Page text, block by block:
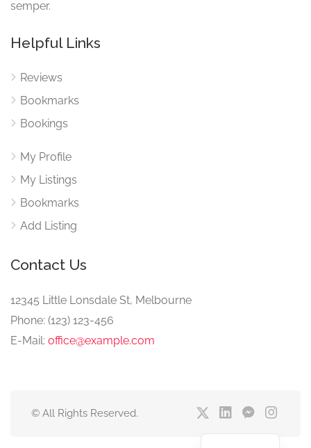
semper.
Helpful Links
Reviews
Bookmarks
Bookings
My Profile
My Listings
Bookmarks
Add Listing
Contact Us
12345 Little Lonsdale St, Melbourne
Phone: (123) 123-456
E-Mail: office@example.com
© All Rights Reserved.